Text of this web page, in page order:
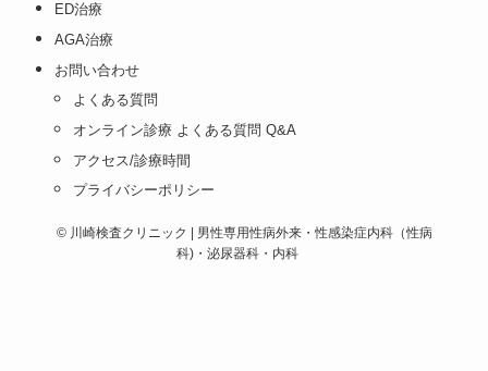
ED治療
AGA治療
お問い合わせ
よくある質問
オンライン診療 よくある質問 Q&A
アクセス/診療時間
プライバシーポリシー
©川崎検査クリニック | 男性専用性病外来・性感染症内科（性病
科)・泌尿器科・内科